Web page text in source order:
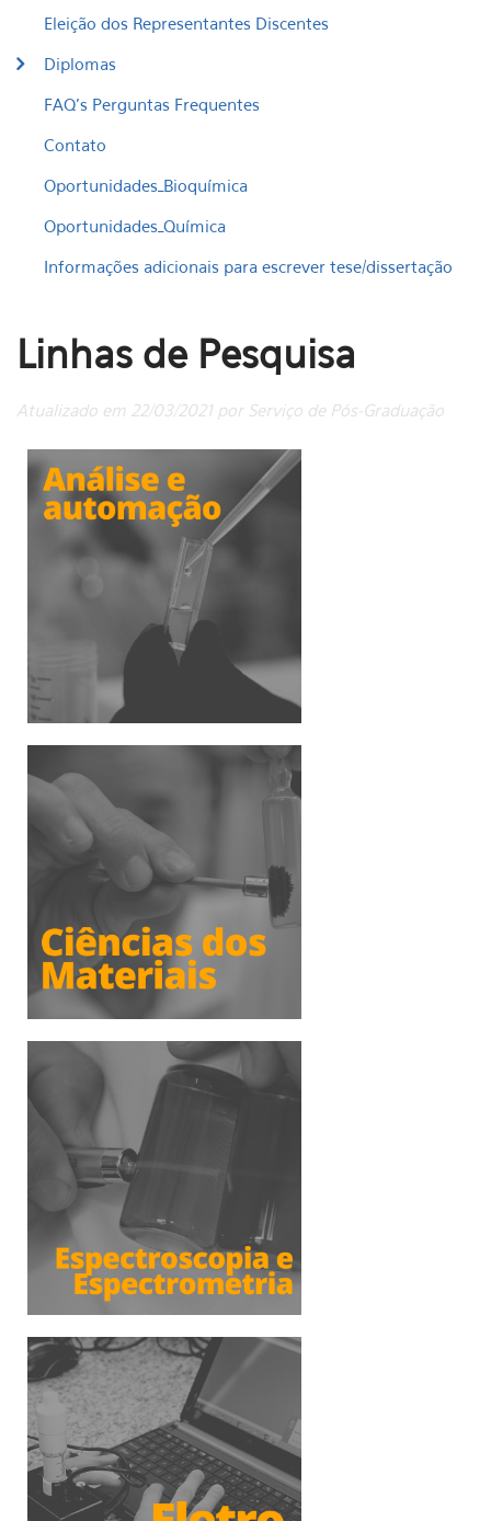
Eleição dos Representantes Discentes
Diplomas
FAQ's Perguntas Frequentes
Contato
Oportunidades_Bioquímica
Oportunidades_Química
Informações adicionais para escrever tese/dissertação
Linhas de Pesquisa
Atualizado em 22/03/2021 por Serviço de Pós-Graduação